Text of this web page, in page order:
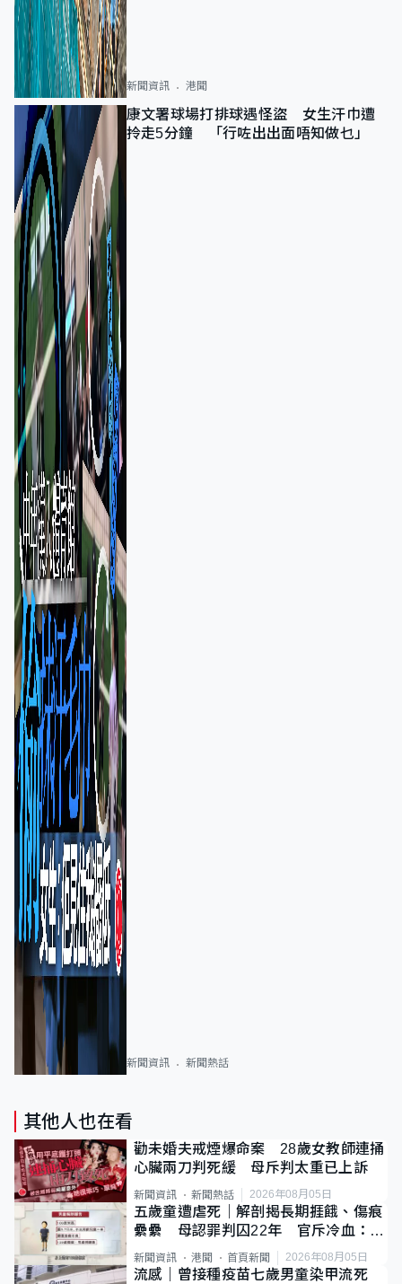
新聞資訊 港聞
康文署球場打排球遇怪盜 女生汗巾遭
拎走5分鐘 「行咗出出面唔知做乜」
新聞資訊 新聞熱話
其他人也在看
勸未婚夫戒煙爆命案 28歲女教師連捅
心臟兩刀判死緩 母斥判太重已上訴
新聞資訊 新聞熱話 2026年08月05日
五歲童遭虐死｜解剖揭長期捱餓、傷痕
纍纍 母認罪判囚22年 官斥冷血：同
類案最惡劣
新聞資訊 港聞 首頁新聞 2026年08月05日
流感｜曾接種疫苗七歲男童染甲流死